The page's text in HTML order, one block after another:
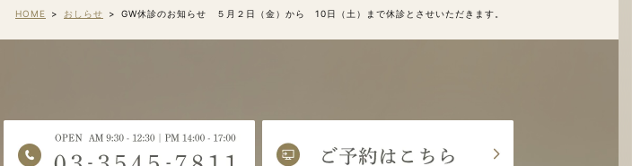
HOME おしらせ GW休診のお知らせ ５月２日（金）から 10日（土）まで休診とさせいただきます。